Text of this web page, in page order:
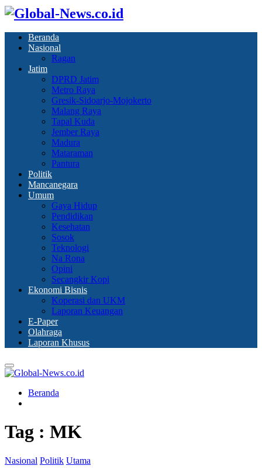
Beranda
Nasional
Ragan
Jatim
DPRD Jatim
Metro Raya
Gresik-Sidoarjo-Mojokerto
Malang Raya
Tapal Kuda
Jember Raya
Madura
Mataraman
Pantura
Politik
Mancanegara
Umum
Gaya Hidup
Pendidikan
Kesehatan
Sosok
Teknologi
Na Rona
Opini
Secangkir Kopi
Ekonomi Bisnis
Koperasi dan UKM
Laporan Keuangan
E-Paper
Olahraga
Laporan Khusus
Primary
Menu
Beranda
Tag : MK
Nasional Politik Utama